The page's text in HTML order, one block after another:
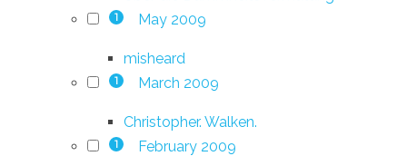
1 May 2009
misheard
1 March 2009
Christopher. Walken.
1 February 2009